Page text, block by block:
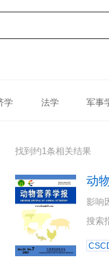
学 法学 军事
找到约1条相关结果
动
影响
搜索